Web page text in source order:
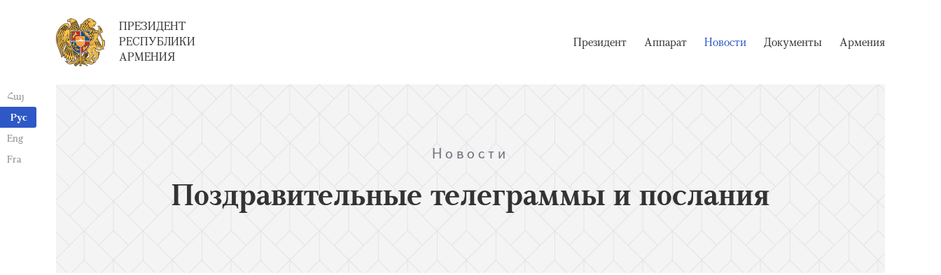
Հայ
Рус
Eng
Fra
ПРЕЗИДЕНТ
РЕСПУБЛИКИ
АРМЕНИЯ
Президент Аппарат Новости Документы Армения
Новости
Поздравительные телеграммы и послания